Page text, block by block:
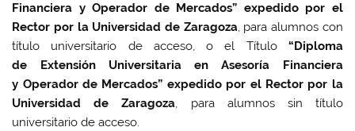
Financiera y Operador de Mercados” expedido por el
Rector por la Universidad de Zaragoza, para alumnos con
título universitario de acceso, o el Título “Diploma
de Extensión Universitaria en Asesoría Financiera
y Operador de Mercados” expedido por el Rector por la
Universidad de Zaragoza, para alumnos sin título
universitario de acceso.